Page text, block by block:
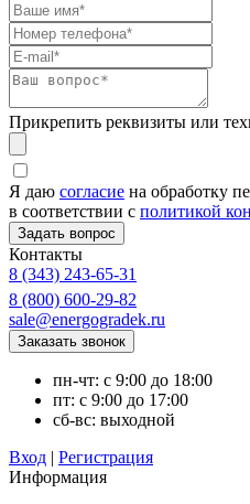
Прикрепить реквизиты или
Я даю согласие на обработку
в соответствии с политикой
Контакты
8 (343) 243-65-31
8 (800) 600-29-82
sale@energogradek.ru
пн-чт: с 9:00 до 18:00
пт: с 9:00 до 17:00
сб-вс: выходной
Вход | Регистрация
Информация